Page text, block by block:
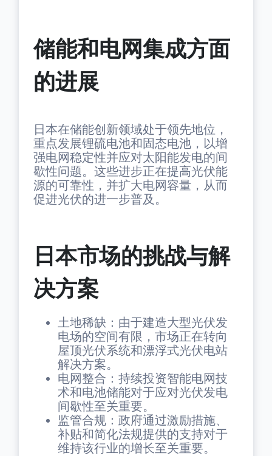
储能和电网集成方面
的进展
日本在储能创新领域处于领先地位，
重点发展锂硫电池和固态电池，以增
强电网稳定性并应对太阳能发电的间
歇性问题。这些进步正在提高光伏能
源的可靠性，并扩大电网容量，从而
促进光伏的进一步普及。
日本市场的挑战与解
决方案
土地稀缺：由于建造大型光伏发
电场的空间有限，市场正在转向
屋顶光伏系统和漂浮式光伏电站
解决方案。
电网整合：持续投资智能电网技
术和电池储能对于应对光伏发电
间歇性至关重要。
监管合规：政府通过激励措施、
补贴和简化法规提供的支持对于
维持该行业的增长至关重要。